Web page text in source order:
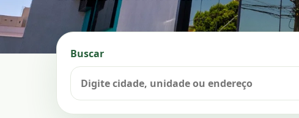
Buscar